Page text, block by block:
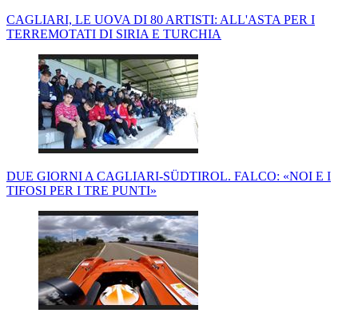
CAGLIARI, LE UOVA DI 80 ARTISTI: ALL'ASTA PER I
TERREMOTATI DI SIRIA E TURCHIA
DUE GIORNI A CAGLIARI-SÜDTIROL. FALCO: «NOI E I
TIFOSI PER I TRE PUNTI»